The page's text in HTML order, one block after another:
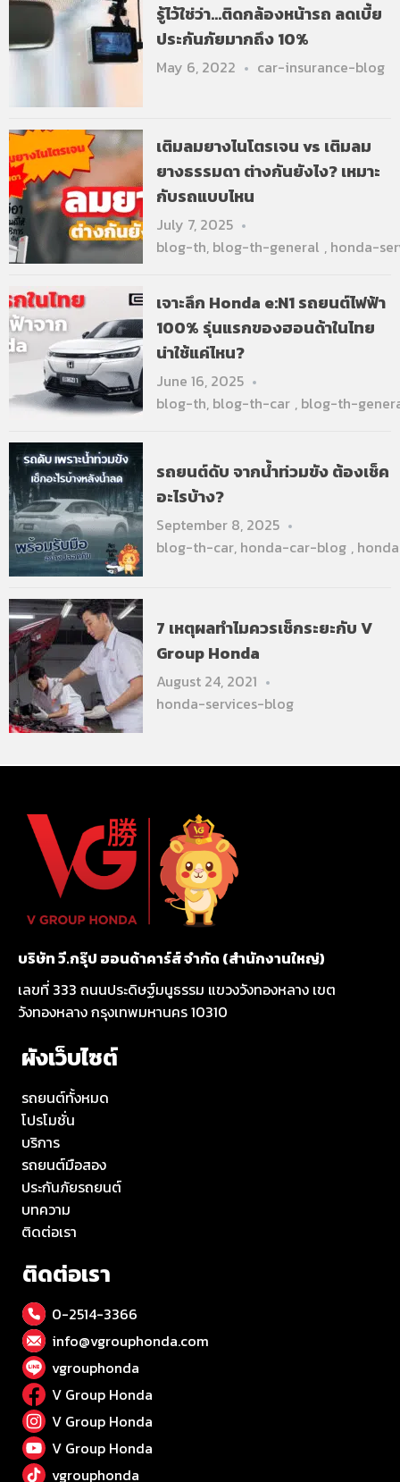
รู้ไว้ใช่ว่า…ติดกล้องหน้ารถ ลดเบี้ย
ประกันภัยมากถึง 10%
May 6, 2022 car-insurance-blog
เติมลมยางไนโตรเจน vs เติมลม
ยางธรรมดา ต่างกันยังไง? เหมาะ
กับรถแบบไหน
July 7, 2025
blog-th, blog-th-general , honda-
เจาะลึก Honda e:N1 รถยนต์ไฟฟ้า
100% รุ่นแรกของฮอนด้าในไทย
น่าใช้แค่ไหน?
June 16, 2025
blog-th, blog-th-car , blog-th-
รถยนต์ดับ จากน้ำท่วมขัง ต้องเช็ค
อะไรบ้าง?
September 8, 2025
blog-th-car, honda-car-blog ,
7 เหตุผลทำไมควรเช็กระยะกับ V
Group Honda
August 24, 2021
honda-services-blog
บริษัท วี.กรุ๊ป ฮอนด้าคาร์ส์ จำกัด (สำนักงานใหญ่)
เลขที่ 333 ถนนประดิษฐ์มนูธรรม แขวงวังทองหลาง เขต
วังทองหลาง กรุงเทพมหานคร 10310
ผังเว็บไซต์
รถยนต์ทั้งหมด
โปรโมชั่น
บริการ
รถยนต์มือสอง
ประกันภัยรถยนต์
บทความ
ติดต่อเรา
ติดต่อเรา
0-2514-3366
info@vgrouphonda.com
vgrouphonda
V Group Honda
V Group Honda
V Group Honda
vgrouphonda